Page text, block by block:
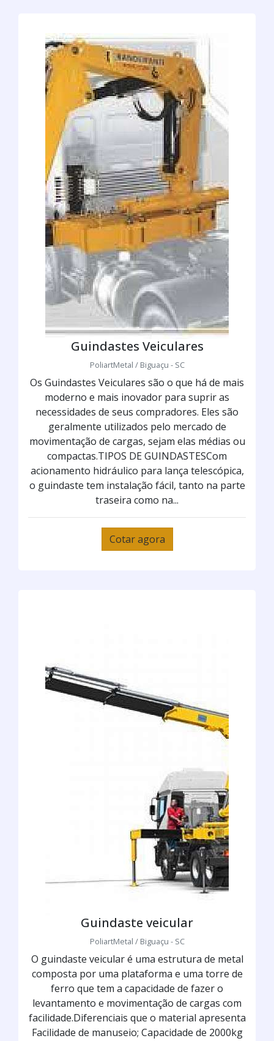
Guindastes Veiculares
PoliartMetal / Biguaçu - SC
Os Guindastes Veiculares são o que há de mais
moderno e mais inovador para suprir as
necessidades de seus compradores. Eles são
geralmente utilizados pelo mercado de
movimentação de cargas, sejam elas médias ou
compactas.TIPOS DE GUINDASTESCom
acionamento hidráulico para lança telescópica,
o guindaste tem instalação fácil, tanto na parte
traseira como na...
Cotar agora
Guindaste veicular
PoliartMetal / Biguaçu - SC
O guindaste veicular é uma estrutura de metal
composta por uma plataforma e uma torre de
ferro que tem a capacidade de fazer o
levantamento e movimentação de cargas com
facilidade.Diferenciais que o material apresenta
Facilidade de manuseio; Capacidade de 2000kg